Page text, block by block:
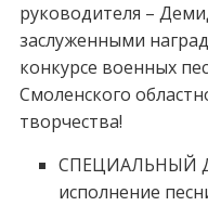
руководителя –
заслуженными
конкурсе военных
Смоленского
творчества!
СПЕЦИАЛЬНЫЙ
исполнение